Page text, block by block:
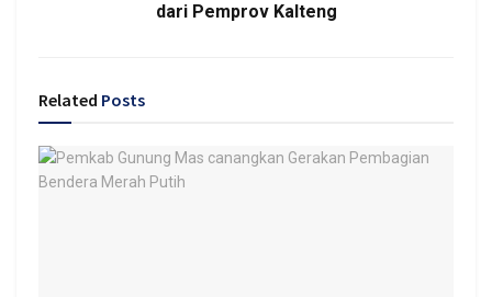
dari Pemprov Kalteng
Related Posts